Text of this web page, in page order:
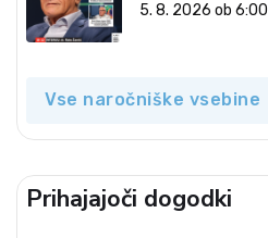
5. 8. 2026 ob 6:00
Vse naročniške vsebine
Prihajajoči dogodki